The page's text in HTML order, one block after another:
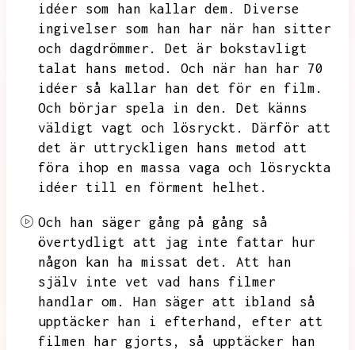
idéer som han kallar dem.
Diverse
ingivelser som han har när han sitter
och dagdrömmer.
Det är bokstavligt
talat hans metod.
Och när han har 70
idéer så kallar han det för en film.
Och börjar spela in den.
Det känns
väldigt vagt och lösryckt.
Därför att
det är uttryckligen hans metod att
föra ihop en massa vaga och lösryckta
idéer till en förment helhet.
Och han säger gång på gång så
övertydligt att jag inte fattar hur
någon kan ha missat det.
Att han
själv inte vet vad hans filmer
handlar om.
Han säger att ibland så
upptäcker han i efterhand,
efter att
filmen har gjorts,
så upptäcker han